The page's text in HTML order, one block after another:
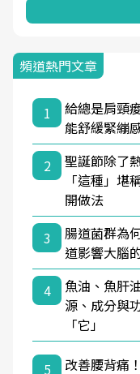
頻道熱門文章
1
給總是肩頸
能舒緩緊繃
2
聖誕節除了
「這種」
開做法
3
腸道菌群為
道影響大腦
4
魚油、魚肝
源、成分與
「它」
5 改善腰背痛